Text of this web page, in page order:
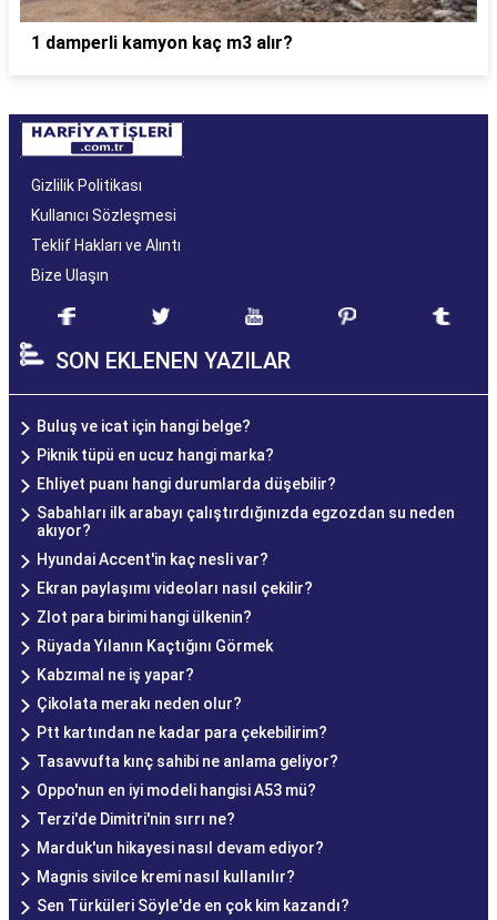
1 damperli kamyon kaç m3 alır?
Gizlilik Politikası
Kullanıcı Sözleşmesi
Teklif Hakları ve Alıntı
Bize Ulaşın
SON EKLENEN YAZILAR
Buluş ve icat için hangi belge?
Piknik tüpü en ucuz hangi marka?
Ehliyet puanı hangi durumlarda düşebilir?
Sabahları ilk arabayı çalıştırdığınızda egzozdan su neden
akıyor?
Hyundai Accent'in kaç nesli var?
Ekran paylaşımı videoları nasıl çekilir?
Zlot para birimi hangi ülkenin?
Rüyada Yılanın Kaçtığını Görmek
Kabzımal ne iş yapar?
Çikolata merakı neden olur?
Ptt kartından ne kadar para çekebilirim?
Tasavvufta kınç sahibi ne anlama geliyor?
Oppo'nun en iyi modeli hangisi A53 mü?
Terzi'de Dimitri'nin sırrı ne?
Marduk'un hikayesi nasıl devam ediyor?
Magnis sivilce kremi nasıl kullanılır?
Sen Türküleri Söyle'de en çok kim kazandı?